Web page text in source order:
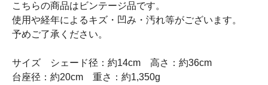
こちらの商品はビンテージ品です。
使用や経年によるキズ・凹み・汚れ等がございます。
予めご了承ください。
サイズ シェード径：約14cm 高さ：約36cm
台座径：約20cm 重さ：約1,350g